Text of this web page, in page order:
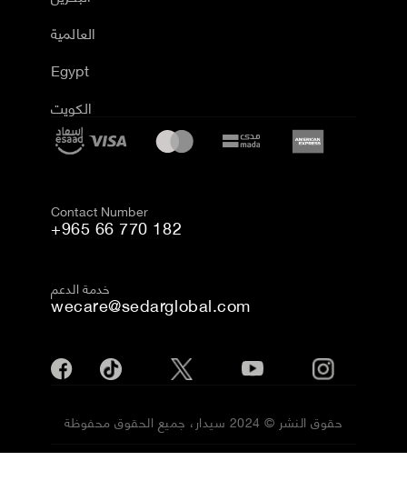
العالمية
Egypt
الكويت
Contact Number
+965 66 770 182
خدمة الدعم
wecare@sedarglobal.com
حقوق النشر © 2024 سيدار، جميع الحقوق محفوظة